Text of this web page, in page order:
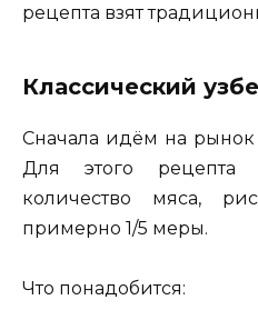
рецепта взят
Классический
Сначала идём на
Для этого рецепта
количество мяса,
примерно 1/5 меры.
Что понадобится: